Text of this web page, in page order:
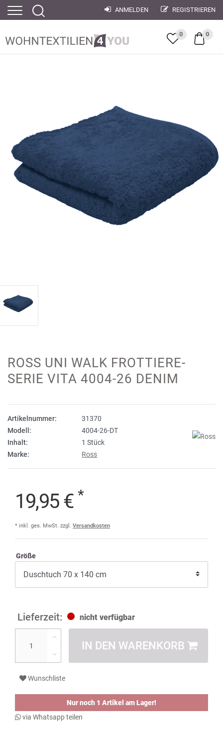
ANMELDEN REGISTRIEREN
0 0
ROSS UNI WALK FROTTIERE-
SERIE VITA 4004-26 DENIM
Artikelnummer:
31370
Modell:
4004-26-DT
Inhalt:
1 Stück
Marke:
Ross
19,95 € *
* inkl. ges. MwSt. zzgl. Versandkosten
Größe
nicht verfügbar
IN DEN WARENKORB
Wunschliste
Nur noch 1 Artikel am Lager!
via Whatsapp teilen